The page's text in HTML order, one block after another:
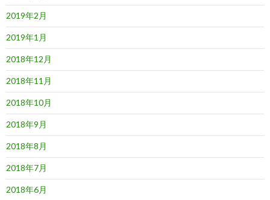
2019年2月
2019年1月
2018年12月
2018年11月
2018年10月
2018年9月
2018年8月
2018年7月
2018年6月